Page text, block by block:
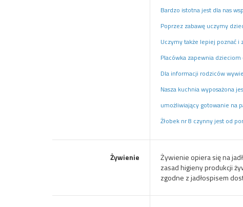
Bardzo istotna jest dla nas
Poprzez zabawę uczymy
Uczymy także lepiej poznać
Placówka zapewnia dzieciom
Dla informacji rodziców
Nasza kuchnia wyposażona
umożliwiający gotowanie na
Żłobek nr 8 czynny jest od
Żywienie
Żywienie opiera się na
zasad higieny produkcji
zgodne z jadłospisem